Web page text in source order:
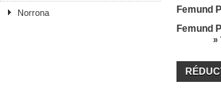
Norrona
Femund
Femund
»